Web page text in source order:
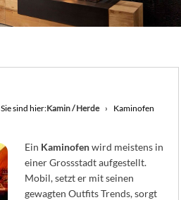
Sie sind hier:Kamin / Herde Kaminofen
Ein Kaminofenwird meistens in
einer Grossstadt aufgestellt.
Mobil, setzt er mit seinen
gewagten Outfits Trends, sorgt